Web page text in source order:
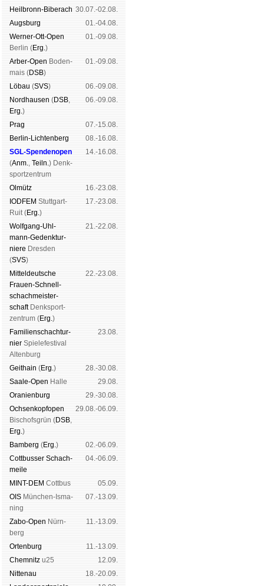
Heil­bronn-Bi­ber­ach 30.07.-02.08.
Augs­burg
01.-04.08.
Werner-Ott-Open
Ber­lin (Erg.)
01.-09.08.
Arber-Open Boden­
mais (DSB)
01.-09.08.
Lö­bau (SVS)
06.-09.08.
Nord­hau­sen (DSB,
Erg.)
06.-09.08.
Prag
07.-15.08.
Berlin-Lich­ten­berg
08.-16.08.
SGL-Spenden­open
(Anm., Teiln.) Denk­
sport­zen­trum
14.-16.08.
Ol­mütz
16.-23.08.
IODFEM Stutt­gart-
Ruit (Erg.)
17.-23.08.
Wolf­gang-Uhl­
mann-Ge­denk­tur­
niere Dres­den
(SVS)
21.-22.08.
Mit­tel­deu­tsche
Frauen-Schnell­
schach­meis­ter­
schaftDenk­sport­
zen­trum (Erg.)
22.-23.08.
Familien­schach­tur­
nier Spiele­fes­ti­val
Al­ten­burg
23.08.
Geit­hain (Erg.)
28.-30.08.
Saale-Open Halle
29.08.
Oranien­burg
29.-30.08.
Och­sen­kopf­open
Bischofs­grün (DSB,
Erg.)
29.08.-06.09.
Bam­berg (Erg.)
02.-06.09.
Cott­busser Schach­
meile
04.-06.09.
MINT-DEM Cott­bus
05.09.
OIS Mün­chen-Is­ma­
ning
07.-13.09.
Zabo-Open Nürn­
berg
11.-13.09.
Orten­burg
11.-13.09.
Chem­nitz u25
12.09.
Nitte­nau
18.-20.09.